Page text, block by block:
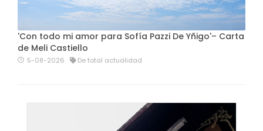
'Con todo mi amor para Sofía Pazzi De Yñigo'– Carta
de Meli Castiello
5-08-2026 De total actualidad